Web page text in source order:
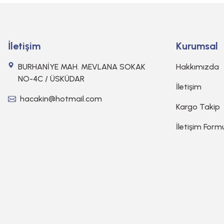
İletişim
BURHANİYE MAH. MEVLANA SOKAK
NO-4C / ÜSKÜDAR
hacakin@hotmail.com
Kurumsal
Hakkımızda
İletişim
Kargo Takip
İletişim